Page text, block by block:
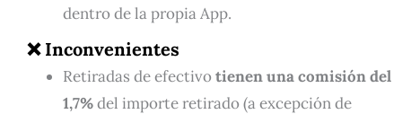
dentro de la propia App.
❌ Inconvenientes
Retiradas de efectivotienen una comisión del
1,7%del importe retirado (a excepción de